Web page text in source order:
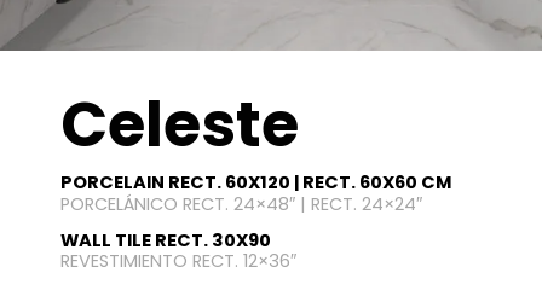
Celeste
PORCELAIN RECT. 60X120 | RECT. 60X60 CM
PORCELÁNICO RECT. 24×48″ | RECT. 24×24″
WALL TILE RECT. 30X90
REVESTIMIENTO RECT. 12×36″